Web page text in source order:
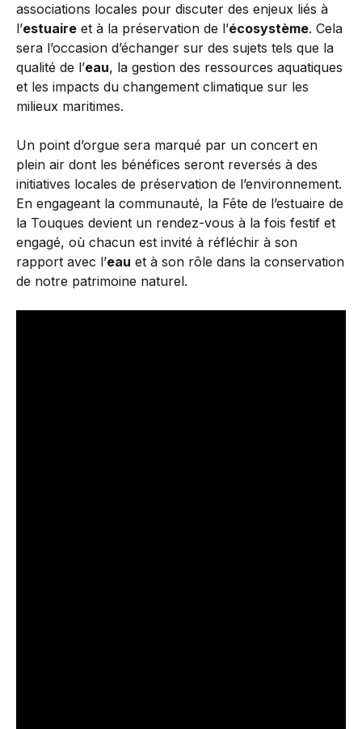
associations locales pour discuter des enjeux liés à
l’estuaire et à la préservation de l’écosystème. Cela
sera l’occasion d’échanger sur des sujets tels que la
qualité de l’eau, la gestion des ressources aquatiques
et les impacts du changement climatique sur les
milieux maritimes.
Un point d’orgue sera marqué par un concert en
plein air dont les bénéfices seront reversés à des
initiatives locales de préservation de l’environnement.
En engageant la communauté, la Fête de l’estuaire de
la Touques devient un rendez-vous à la fois festif et
engagé, où chacun est invité à réfléchir à son
rapport avec l’eau et à son rôle dans la conservation
de notre patrimoine naturel.